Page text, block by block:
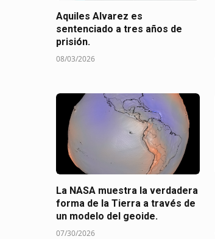
Aquiles Alvarez es
sentenciado a tres años de
prisión.
08/03/2026
La NASA muestra la verdadera
forma de la Tierra a través de
un modelo del geoide.
07/30/2026